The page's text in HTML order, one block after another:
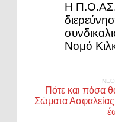
Η
Νομό
Πότε και πόσα
Σώματα